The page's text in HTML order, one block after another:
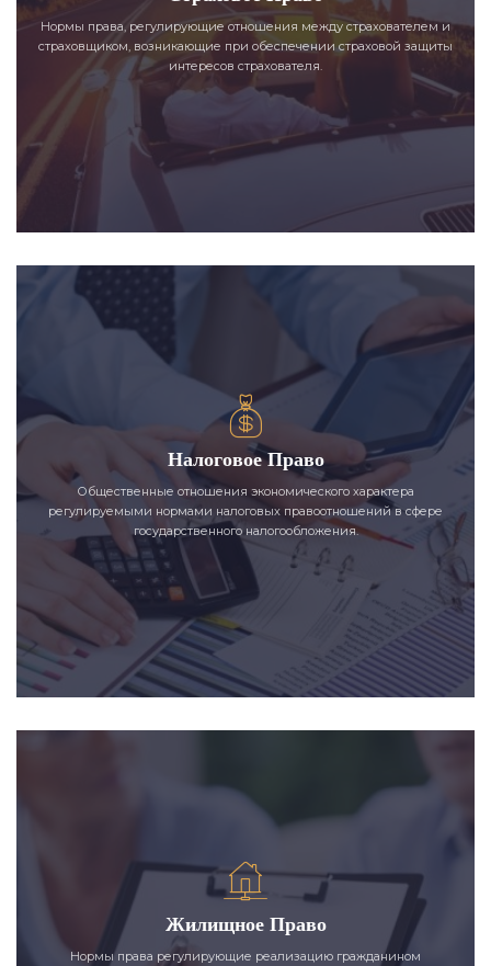
Нормы права, регулирующие отношения между страхователем и
страховщиком, возникающие при обеспечении страховой защиты
интересов страхователя.
Налоговое Право
Общественные отношения экономического характера
регулируемыми нормами налоговых правоотношений в сфере
государственного налогообложения.
Жилищное Право
Нормы права регулирующие реализацию гражданином